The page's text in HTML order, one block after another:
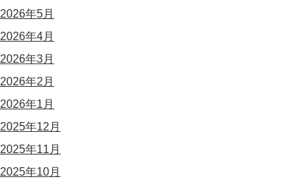
2026年5月
2026年4月
2026年3月
2026年2月
2026年1月
2025年12月
2025年11月
2025年10月